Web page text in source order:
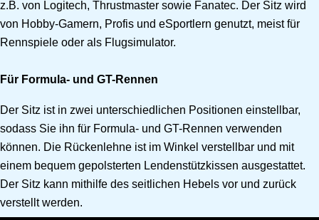
z.B. von Logitech, Thrustmaster sowie Fanatec. Der Sitz wird
von Hobby-Gamern, Profis und eSportlern genutzt, meist für
Rennspiele oder als Flugsimulator.
Für Formula- und GT-Rennen
Der Sitz ist in zwei unterschiedlichen Positionen einstellbar,
sodass Sie ihn für Formula- und GT-Rennen verwenden
können. Die Rückenlehne ist im Winkel verstellbar und mit
einem bequem gepolsterten Lendenstützkissen ausgestattet.
Der Sitz kann mithilfe des seitlichen Hebels vor und zurück
verstellt werden.